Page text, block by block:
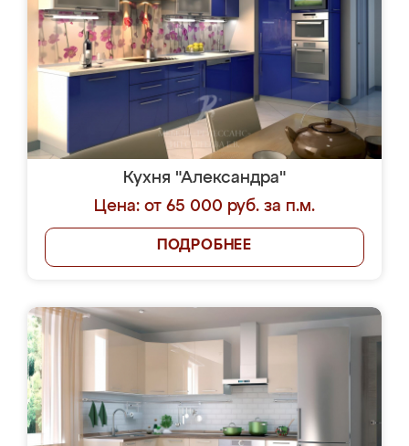
Кухня "Александра"
Цена: от 65 000 руб. за п.м.
ПОДРОБНЕЕ